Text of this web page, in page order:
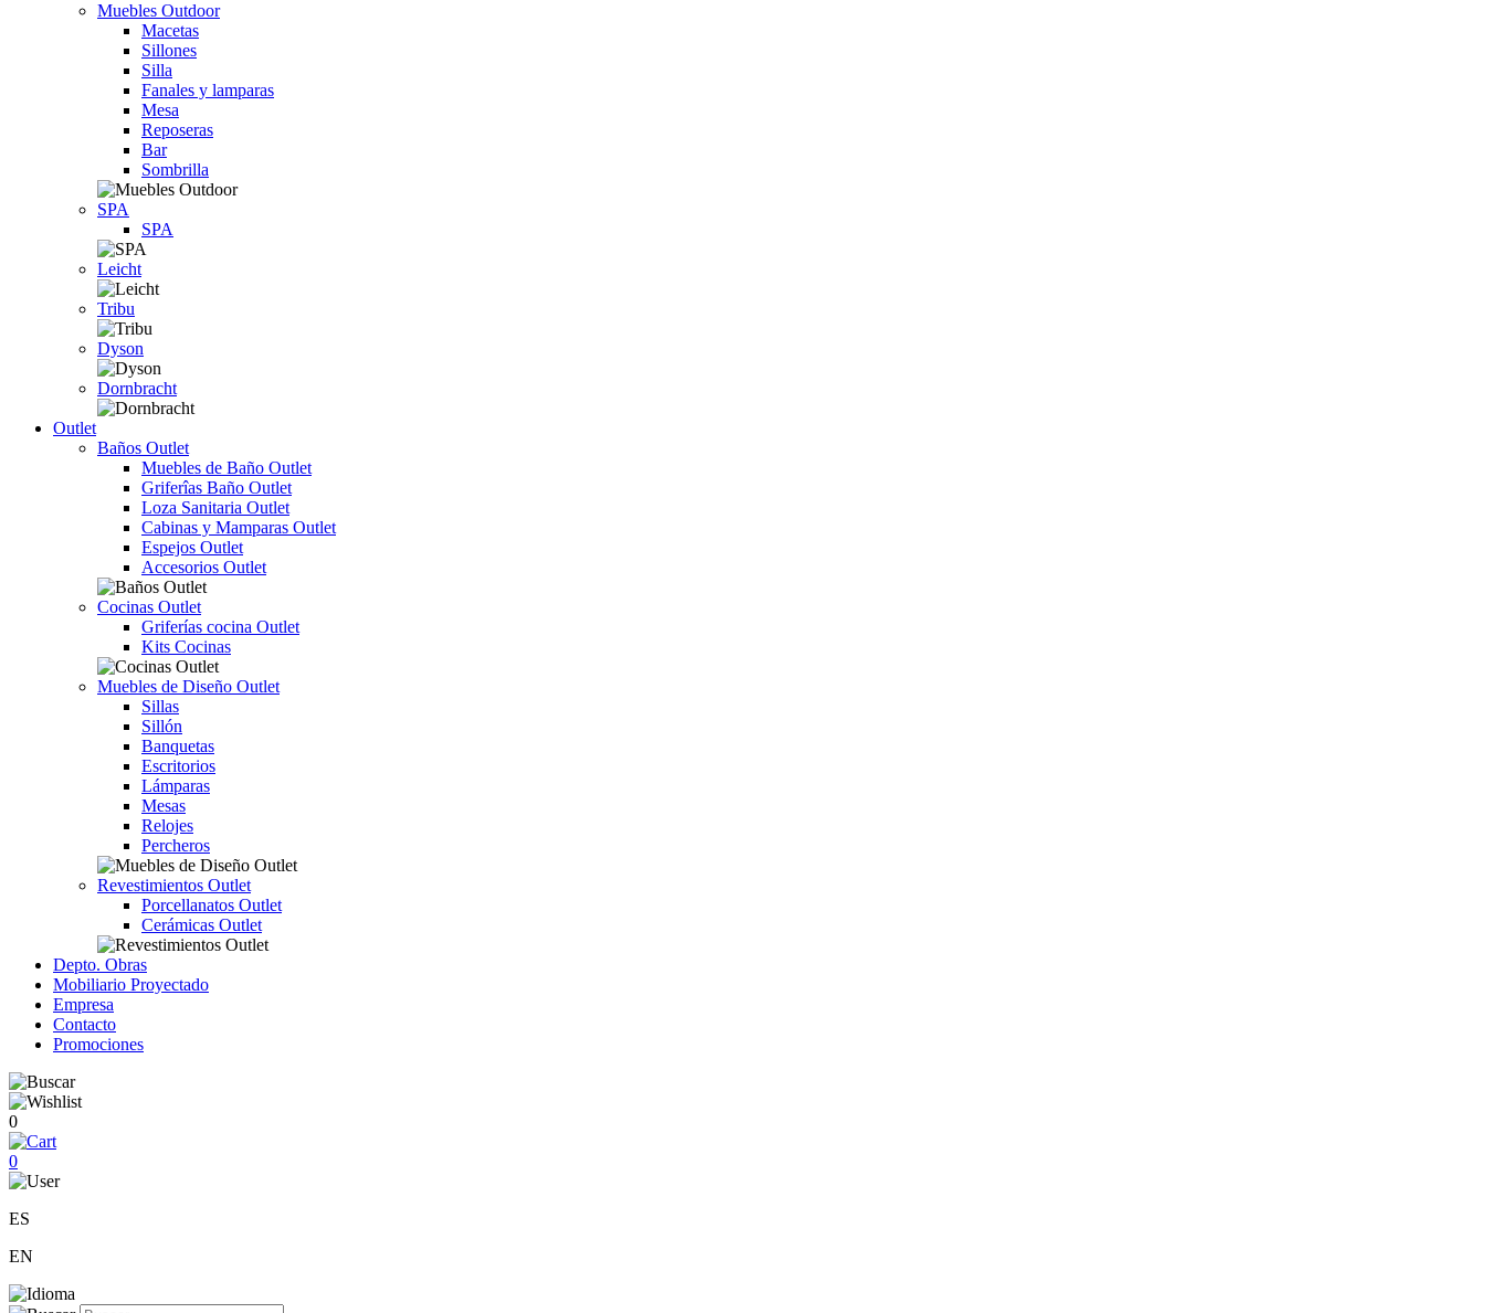
Muebles Outdoor
Macetas
Sillones
Silla
Fanales y lamparas
Mesa
Reposeras
Bar
Sombrilla
SPA
SPA
Leicht
Tribu
Dyson
Dornbracht
Outlet
Baños Outlet
Muebles de Baño Outlet
Griferîas Baño Outlet
Loza Sanitaria Outlet
Cabinas y Mamparas Outlet
Espejos Outlet
Accesorios Outlet
Cocinas Outlet
Griferías cocina Outlet
Kits Cocinas
Muebles de Diseño Outlet
Sillas
Sillón
Banquetas
Escritorios
Lámparas
Mesas
Relojes
Percheros
Revestimientos Outlet
Porcellanatos Outlet
Cerámicas Outlet
Depto. Obras
Mobiliario Proyectado
Empresa
Contacto
Promociones
0
0
ES
EN